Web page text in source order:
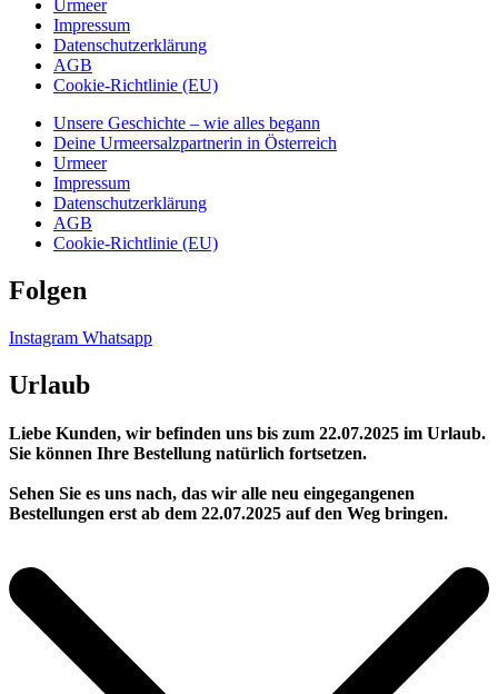
Urmeer
Impressum
Datenschutzerklärung
AGB
Cookie-Richtlinie (EU)
Unsere Geschichte – wie alles begann
Deine Urmeersalzpartnerin in Österreich
Urmeer
Impressum
Datenschutzerklärung
AGB
Cookie-Richtlinie (EU)
Folgen
Instagram Whatsapp
Urlaub
Liebe Kunden, wir befinden uns bis zum 22.07.2025 im Urlaub.
Sie können Ihre Bestellung natürlich fortsetzen.
Sehen Sie es uns nach, das wir alle neu eingegangenen
Bestellungen erst ab dem 22.07.2025 auf den Weg bringen.